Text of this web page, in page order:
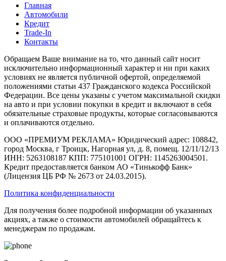
Главная
Автомобили
Кредит
Trade-In
Контакты
Обращаем Ваше внимание на то, что данный сайт носит
исключительно информационный характер и ни при каких
условиях не является публичной офертой, определяемой
положениями статьи 437 Гражданского кодекса Российской
Федерации. Все цены указаны с учетом максимальной скидки
на авто и при условии покупки в кредит и включают в себя
обязательные страховые продукты, которые согласовываются
и оплачиваются отдельно.
ООО «ПРЕМИУМ РЕКЛАМА» Юридический адрес: 108842,
город Москва, г Троицк, Нагорная ул, д. 8, помещ. 12/11/12/13
ИНН: 5263108187 КПП: 775101001 ОГРН: 1145263004501.
Кредит предоставляется банком АО «Тинькофф Банк»
(Лицензия ЦБ РФ № 2673 от 24.03.2015).
Политика конфиденциальности
Для получения более подробной информации об указанных
акциях, а также о стоимости автомобилей обращайтесь к
менеджерам по продажам.